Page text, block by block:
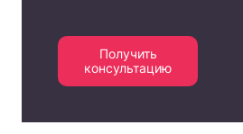
Получить
консультацию